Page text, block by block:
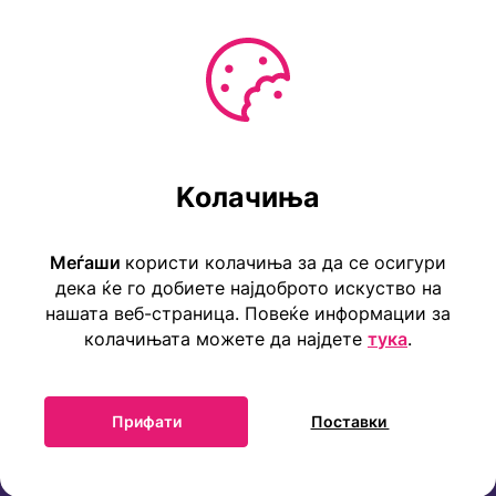
Тел: ++389 2 2465 316
Прва детска амбасада во светот Меѓаши 2025 ©
Kолачиња
Меѓаши користи колачиња за да се осигури
дека ќе го добиете најдоброто искуство на
нашата веб-страница. Повеќе информации за
колачињата можете да најдете тука.
Прифати Поставки